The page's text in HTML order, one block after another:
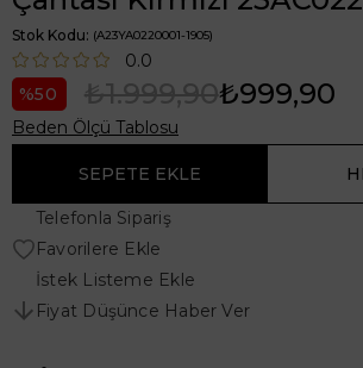
Stok Kodu (A23YA0220001-1905)
0.0
50
₺1.999,90₺999,90
Beden Ölçü Tablosu
Telefonla Sipariş
Favorilere Ekle
İstek Listeme Ekle
Fiyat Düşünce Haber Ver